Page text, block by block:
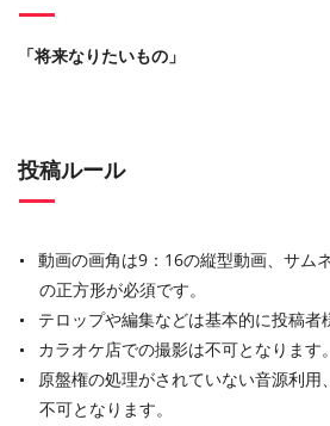
「将来なりたいもの」
投稿ルール
動画の画角は9：16の縦型動画、サム
の正方形が必須です。
テロップや編集などは基本的に投稿者
カラオケ店での撮影は不可となります。
原盤権の処理がされていない音源利用
不可となります。